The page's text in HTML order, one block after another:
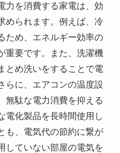
力を消費する家電は、効
められます。例えば、冷
ため、エネルギー効率の
重要です。また、洗濯機
とめ洗いをすることで電
らに、エアコンの温度設
無駄な電力消費を抑える
電化製品を長時間使用し
も、電気代の節約に繋が
していない部屋の電気を